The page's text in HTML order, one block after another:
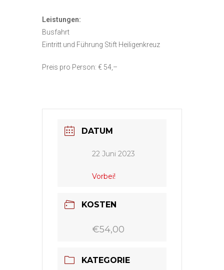
Leistungen:
Busfahrt
Eintritt und Führung Stift Heiligenkreuz
Preis pro Person: € 54,–
DATUM
22 Juni 2023
Vorbei!
KOSTEN
€54,00
KATEGORIE